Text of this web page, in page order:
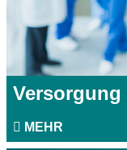
Versorgung
MEHR